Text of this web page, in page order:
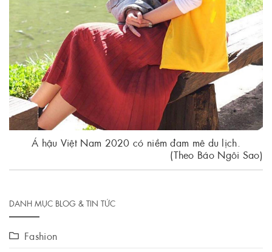
Á hậu Việt Nam 2020 có niềm đam mê du lịch.
(Theo Báo Ngôi Sao)
DANH MỤC BLOG & TIN TỨC
Fashion